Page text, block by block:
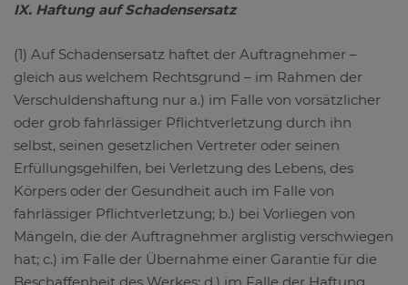
IX. Haftung auf Schadensersatz
(1) Auf Schadensersatz haftet der Auftragnehmer –
gleich aus welchem Rechtsgrund – im Rahmen der
Verschuldenshaftung nur a.) im Falle von vorsätzlicher
oder grob fahrlässiger Pflichtverletzung durch ihn
selbst, seinen gesetzlichen Vertreter oder seinen
Erfüllungsgehilfen, bei Verletzung des Lebens, des
Körpers oder der Gesundheit auch im Falle von
fahrlässiger Pflichtverletzung; b.) bei Vorliegen von
Mängeln, die der Auftragnehmer arglistig verschwiegen
hat; c.) im Falle der Übernahme einer Garantie für die